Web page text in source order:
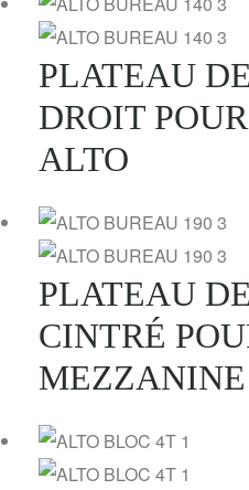
PLATEAU
DROIT
ALTO
PLATEAU
CINTRÉ